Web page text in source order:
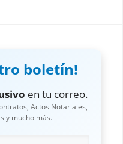
boletín!
en tu correo.
Actos Notariales,
y mucho más.